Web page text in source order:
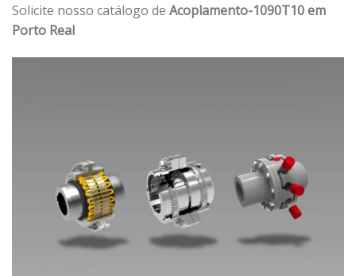
Solicite nosso catálogo de Acoplamento-1090T10 em
Porto Real